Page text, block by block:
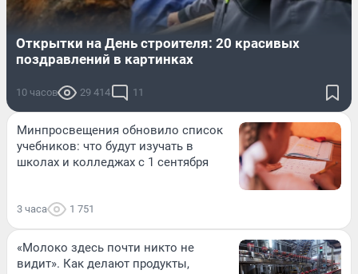
Открытки на День строителя: 20 красивых
поздравлений в картинках
10 часов 29 414 11
Минпросвещения обновило список
учебников: что будут изучать в
школах и колледжах с 1 сентября
3 часа 1 751
«Молоко здесь почти никто не
видит». Как делают продукты,